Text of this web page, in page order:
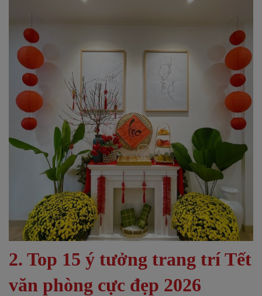
2. Top 15 ý tưởng trang trí Tết
văn phòng cực đẹp 2026